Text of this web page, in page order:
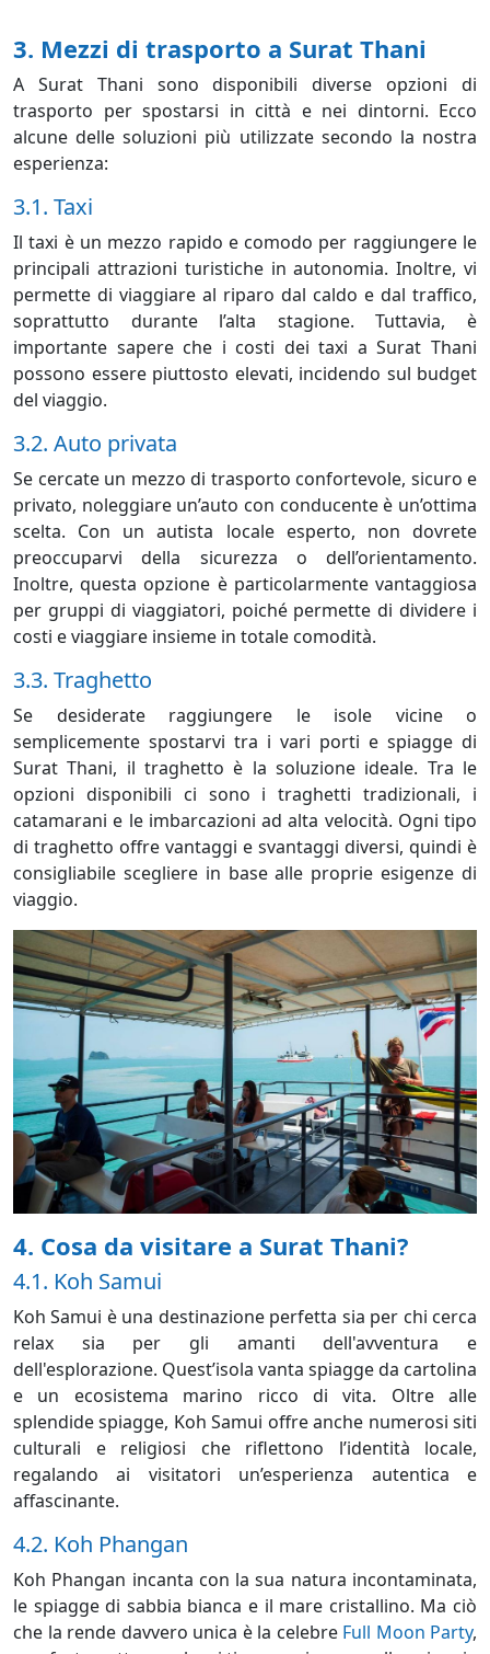
3. Mezzi di trasporto a Surat Thani
A Surat Thani sono disponibili diverse opzioni di
trasporto per spostarsi in città e nei dintorni. Ecco
alcune delle soluzioni più utilizzate secondo la nostra
esperienza:
3.1. Taxi
Il taxi è un mezzo rapido e comodo per raggiungere le
principali attrazioni turistiche in autonomia. Inoltre, vi
permette di viaggiare al riparo dal caldo e dal traffico,
soprattutto durante l’alta stagione. Tuttavia, è
importante sapere che i costi dei taxi a Surat Thani
possono essere piuttosto elevati, incidendo sul budget
del viaggio.
3.2. Auto privata
Se cercate un mezzo di trasporto confortevole, sicuro e
privato, noleggiare un’auto con conducente è un’ottima
scelta. Con un autista locale esperto, non dovrete
preoccuparvi della sicurezza o dell’orientamento.
Inoltre, questa opzione è particolarmente vantaggiosa
per gruppi di viaggiatori, poiché permette di dividere i
costi e viaggiare insieme in totale comodità.
3.3. Traghetto
Se desiderate raggiungere le isole vicine o
semplicemente spostarvi tra i vari porti e spiagge di
Surat Thani, il traghetto è la soluzione ideale. Tra le
opzioni disponibili ci sono i traghetti tradizionali, i
catamarani e le imbarcazioni ad alta velocità. Ogni tipo
di traghetto offre vantaggi e svantaggi diversi, quindi è
consigliabile scegliere in base alle proprie esigenze di
viaggio.
4. Cosa da visitare a Surat Thani?
4.1. Koh Samui
Koh Samui è una destinazione perfetta sia per chi cerca
relax sia per gli amanti dell'avventura e
dell'esplorazione. Quest’isola vanta spiagge da cartolina
e un ecosistema marino ricco di vita. Oltre alle
splendide spiagge, Koh Samui offre anche numerosi siti
culturali e religiosi che riflettono l’identità locale,
regalando ai visitatori un’esperienza autentica e
affascinante.
4.2. Koh Phangan
Koh Phangan incanta con la sua natura incontaminata,
le spiagge di sabbia bianca e il mare cristallino. Ma ciò
che la rende davvero unica è la celebre Full Moon Party,